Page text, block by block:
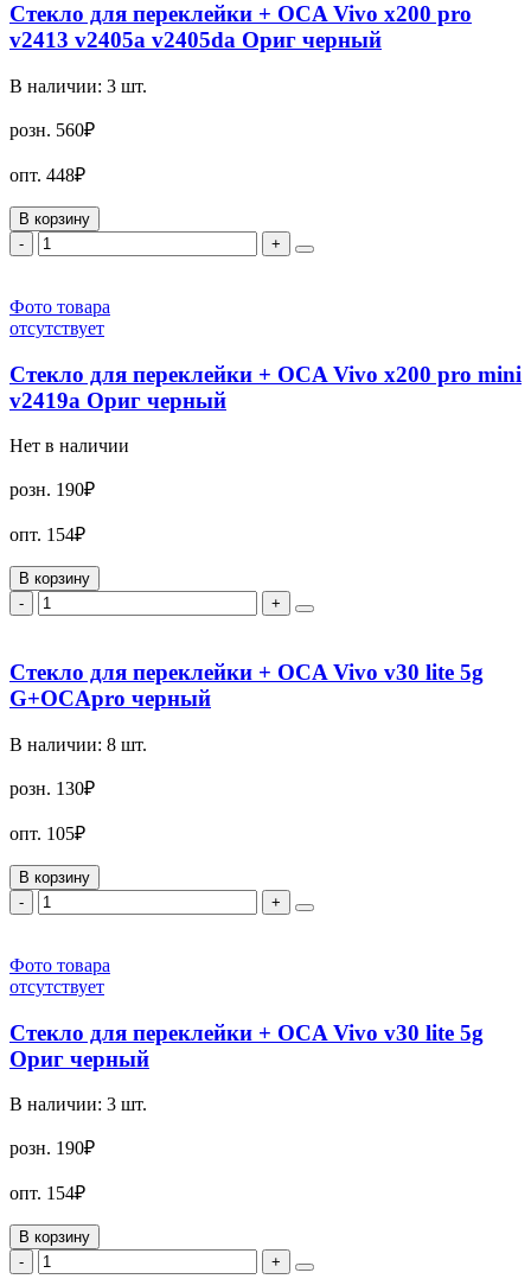
Стекло для переклейки + OCA Vivo x200 pro
v2413 v2405a v2405da Ориг черный
В наличии: 3 шт.
розн. 560₽
опт. 448₽
В корзину
-
+
Фото товара
отсутствует
Стекло для переклейки + OCA Vivo x200 pro mini
v2419a Ориг черный
Нет в наличии
розн. 190₽
опт. 154₽
В корзину
-
+
Стекло для переклейки + OCA Vivo v30 lite 5g
G+OCApro черный
В наличии: 8 шт.
розн. 130₽
опт. 105₽
В корзину
-
+
Фото товара
отсутствует
Стекло для переклейки + OCA Vivo v30 lite 5g
Ориг черный
В наличии: 3 шт.
розн. 190₽
опт. 154₽
В корзину
-
+